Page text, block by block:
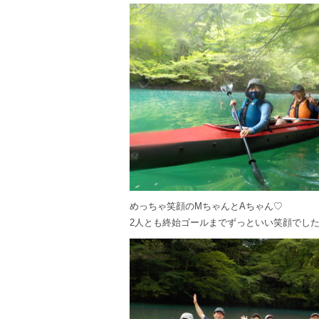
めっちゃ笑顔のMちゃんとAちゃん♡
2人とも終始ゴールまでずっといい笑顔でし